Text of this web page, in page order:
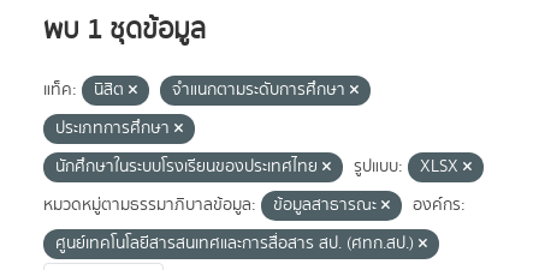
พบ 1 ชุดข้อมูล
แท็ค: นิสิต
จำแนกตามระดับการศึกษา
ประเภทการศึกษา
นักศึกษาในระบบโรงเรียนของประเทศไทย
รูปแบบ:
XLSX
หมวดหมู่ตามธรรมาภิบาลข้อมูล:
ข้อมูลสาธารณะ
องค์กร:
ศูนย์เทคโนโลยีสารสนเทศและการสื่อสาร สป. (ศทก.สป.)